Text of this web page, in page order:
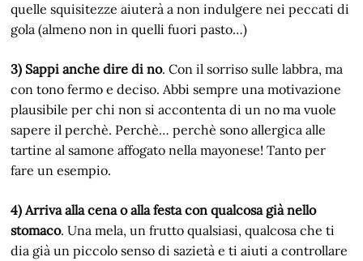
quelle squisitezze aiuterà a non indulgere nei peccati di
gola (almeno non in quelli fuori pasto…)
3) Sappi anche dire di no. Con il sorriso sulle labbra, ma
con tono fermo e deciso. Abbi sempre una motivazione
plausibile per chi non si accontenta di un no ma vuole
sapere il perchè. Perchè… perchè sono allergica alle
tartine al samone affogato nella mayonese! Tanto per
fare un esempio.
4) Arriva alla cena o alla festa con qualcosa già nello
stomaco. Una mela, un frutto qualsiasi, qualcosa che ti
dia già un piccolo senso di sazietà e ti aiuti a controllare